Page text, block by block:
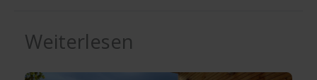
Weiterlesen